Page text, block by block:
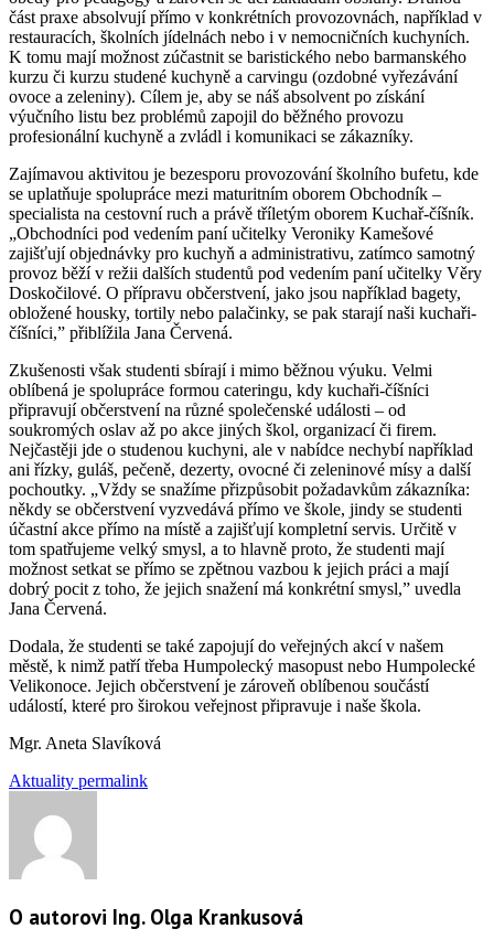
část praxe absolvují přímo v konkrétních provozovnách, například v
restauracích, školních jídelnách nebo i v nemocničních kuchyních.
K tomu mají možnost zúčastnit se baristického nebo barmanského
kurzu či kurzu studené kuchyně a carvingu (ozdobné vyřezávání
ovoce a zeleniny). Cílem je, aby se náš absolvent po získání
výučního listu bez problémů zapojil do běžného provozu
profesionální kuchyně a zvládl i komunikaci se zákazníky.
Zajímavou aktivitou je bezesporu provozování školního bufetu, kde
se uplatňuje spolupráce mezi maturitním oborem Obchodník –
specialista na cestovní ruch a právě tříletým oborem Kuchař-číšník.
„Obchodníci pod vedením paní učitelky Veroniky Kamešové
zajišťují objednávky pro kuchyň a administrativu, zatímco samotný
provoz běží v režii dalších studentů pod vedením paní učitelky Věry
Doskočilové. O přípravu občerstvení, jako jsou například bagety,
obložené housky, tortily nebo palačinky, se pak starají naši kuchaři-
číšníci,” přiblížila Jana Červená.
Zkušenosti však studenti sbírají i mimo běžnou výuku. Velmi
oblíbená je spolupráce formou cateringu, kdy kuchaři-číšníci
připravují občerstvení na různé společenské události – od
soukromých oslav až po akce jiných škol, organizací či firem.
Nejčastěji jde o studenou kuchyni, ale v nabídce nechybí například
ani řízky, guláš, pečeně, dezerty, ovocné či zeleninové mísy a další
pochoutky. „Vždy se snažíme přizpůsobit požadavkům zákazníka:
někdy se občerstvení vyzvedává přímo ve škole, jindy se studenti
účastní akce přímo na místě a zajišťují kompletní servis. Určitě v
tom spatřujeme velký smysl, a to hlavně proto, že studenti mají
možnost setkat se přímo se zpětnou vazbou k jejich práci a mají
dobrý pocit z toho, že jejich snažení má konkrétní smysl,” uvedla
Jana Červená.
Dodala, že studenti se také zapojují do veřejných akcí v našem
městě, k nimž patří třeba Humpolecký masopust nebo Humpolecké
Velikonoce. Jejich občerstvení je zároveň oblíbenou součástí
událostí, které pro širokou veřejnost připravuje i naše škola.
Mgr. Aneta Slavíková
Aktuality permalink
O autorovi Ing. Olga Krankusová